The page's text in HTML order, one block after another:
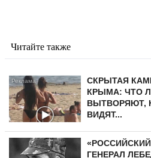
Читайте также
СКРЫТАЯ
КРЫМА: ЧТО
ВЫТВОРЯЮТ,
ВИДЯТ...
ГЕНЕРАЛ